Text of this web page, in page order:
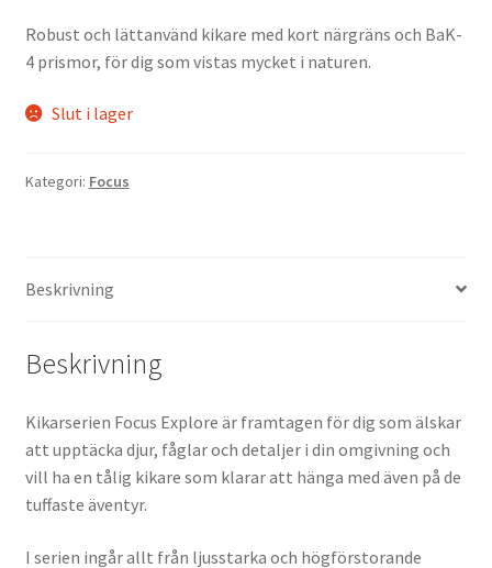
priset
priset
Robust och lättanvänd kikare med kort närgräns och BaK-
4 prismor, för dig som vistas mycket i naturen.
Slut i lager
Kategori: Focus
Beskrivning
Beskrivning
Kikarserien Focus Explore är framtagen för dig som älskar
att upptäcka djur, fåglar och detaljer i din omgivning och
vill ha en tålig kikare som klarar att hänga med även på de
tuffaste äventyr.
I serien ingår allt från ljusstarka och högförstorande